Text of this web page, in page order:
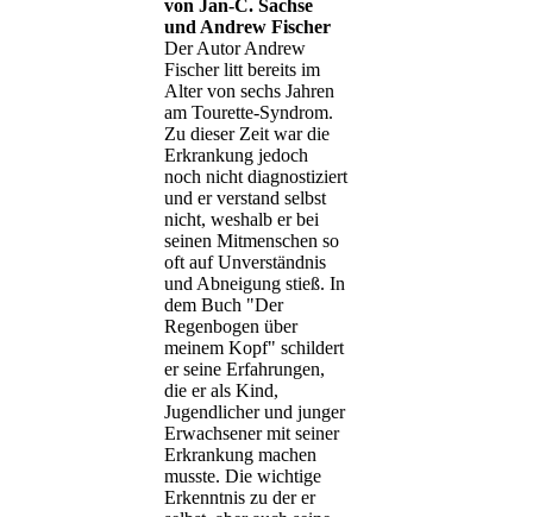
von Jan-C. Sachse
und Andrew Fischer
Der Autor Andrew
Fischer litt bereits im
Alter von sechs Jahren
am Tourette-Syndrom.
Zu dieser Zeit war die
Erkrankung jedoch
noch nicht diagnostiziert
und er verstand selbst
nicht, weshalb er bei
seinen Mitmenschen so
oft auf Unverständnis
und Abneigung stieß. In
dem Buch "Der
Regenbogen über
meinem Kopf" schildert
er seine Erfahrungen,
die er als Kind,
Jugendlicher und junger
Erwachsener mit seiner
Erkrankung machen
musste. Die wichtige
Erkenntnis zu der er